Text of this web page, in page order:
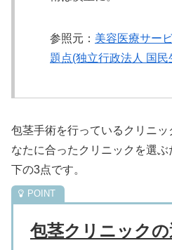
参照元： 美容医療サー
題点(独立行政法人 国
包茎手術を行っているクリニ
なたに合ったクリニックを選
下の3点です。
包茎クリニック